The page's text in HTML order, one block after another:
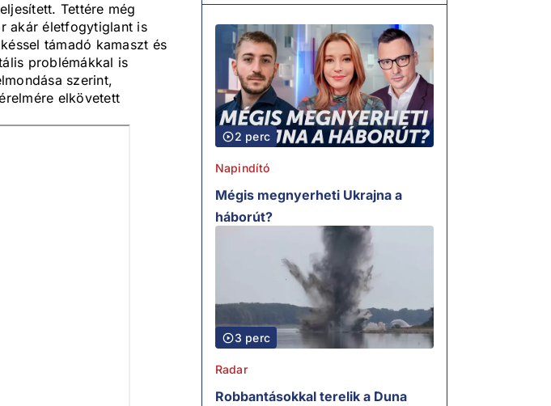
Tettére még
akár életfogytiglant is
támadó kamaszt és
problémákkal is
szerint,
elkövetett
2 perc
Napindító
Mégis megnyerheti Ukrajna a
háborút?
3 perc
Radar
Robbantásokkal terelik a Duna